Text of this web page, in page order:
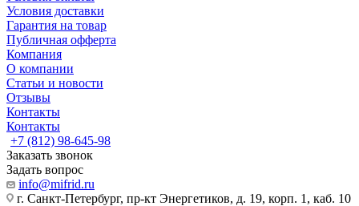
Условия доставки
Гарантия на товар
Публичная офферта
Компания
О компании
Статьи и новости
Отзывы
Контакты
Контакты
+7 (812) 98-645-98
Заказать звонок
Задать вопрос
info@mifrid.ru
г. Санкт-Петербург, пр-кт Энергетиков, д. 19, корп. 1, каб. 10